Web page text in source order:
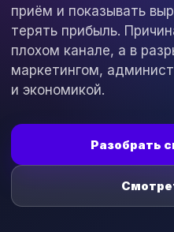
приём и показывать
терять прибыль.
плохом канале, а в
маркетингом,
и экономикой.
Разобрать